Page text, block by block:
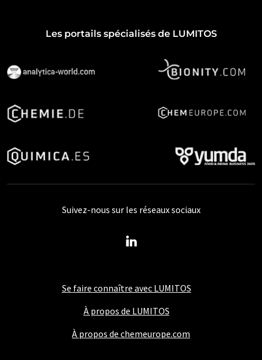
Les portails spécialisés de LUMITOS
Se faire connaître avec LUMITOS
À propos de LUMITOS
À propos de chemeurope.com
Suivez-nous sur les réseaux sociaux